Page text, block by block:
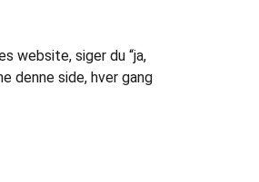
website, siger du “ja,
denne side, hver gang